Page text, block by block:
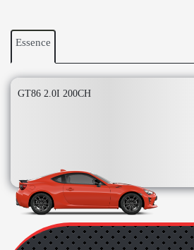
Essence
GT86 2.0I 200CH